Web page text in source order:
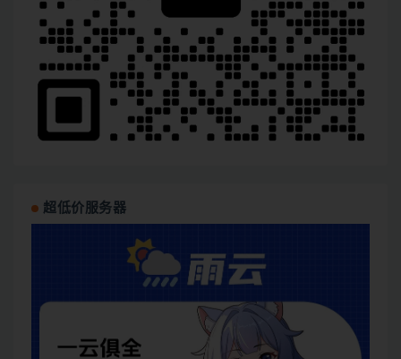
超低价服务器